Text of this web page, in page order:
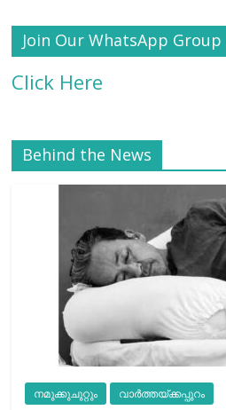
Join Our WhatsApp Group
Click Here
Behind the News
നമുക്കുചുറ്റും വാർത്തയ്ക്കപ്പുറം